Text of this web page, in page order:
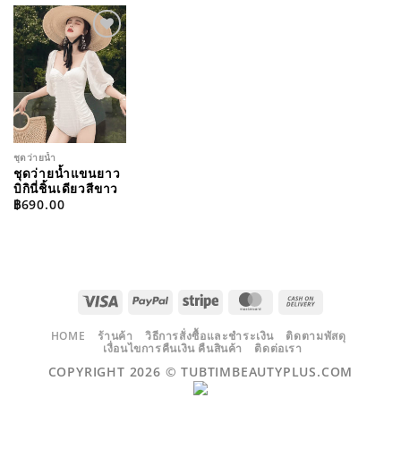
ADD TO
WISHLIST
ชุดว่ายน้ำ
ชุดว่ายน้ำแขนยาว
บิกินี่ชิ้นเดียวสีขาว
฿690.00
VISA PAYPALSTRIPE MASTERCARD
DELIVERY
HOME ร้านค้า วิธีการสั่งซื้อและชำระเงิน
ติดตามพัสดุ
เงื่อนไขการคืนเงิน คืนสินค้า
ติดต่อเรา
COPYRIGHT 2026 ©TUBTIMBEAUTYPLUS.COM